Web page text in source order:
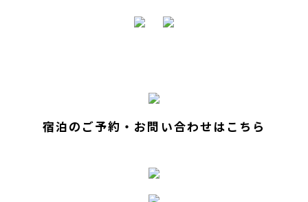
宿泊のご予約・お問い合わせはこちら